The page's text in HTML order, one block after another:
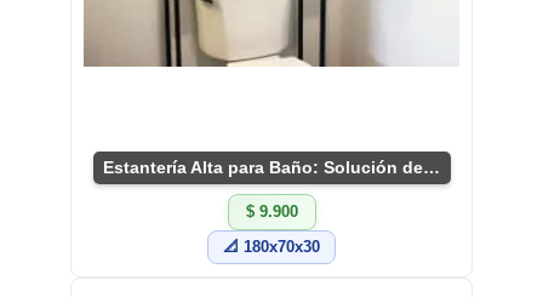
Estantería Alta para Baño: Solución de Almacenaje
$ 9.900
📐 180x70x30